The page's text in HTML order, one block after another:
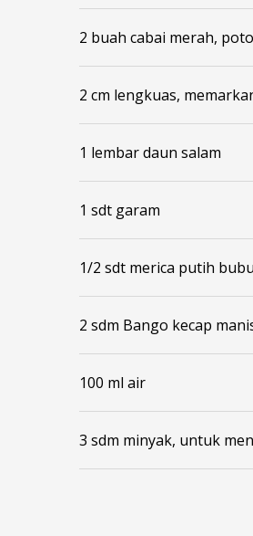
2 buah cabai merah,
2 cm lengkuas,
1 lembar daun salam
1 sdt garam
1/2 sdt merica putih
2 sdm Bango kecap
100 ml air
3 sdm minyak, untuk